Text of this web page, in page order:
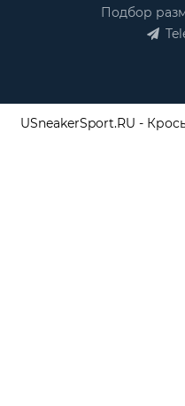
Подбор
USneakerSport.RU -